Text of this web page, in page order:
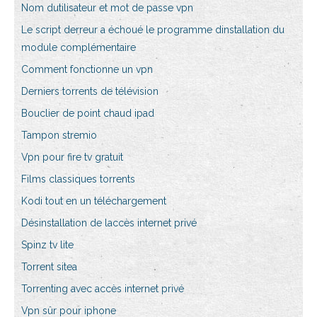
Nom dutilisateur et mot de passe vpn
Le script derreur a échoué le programme dinstallation du
module complémentaire
Comment fonctionne un vpn
Derniers torrents de télévision
Bouclier de point chaud ipad
Tampon stremio
Vpn pour fire tv gratuit
Films classiques torrents
Kodi tout en un téléchargement
Désinstallation de laccès internet privé
Spinz tv lite
Torrent sitea
Torrenting avec accès internet privé
Vpn sûr pour iphone